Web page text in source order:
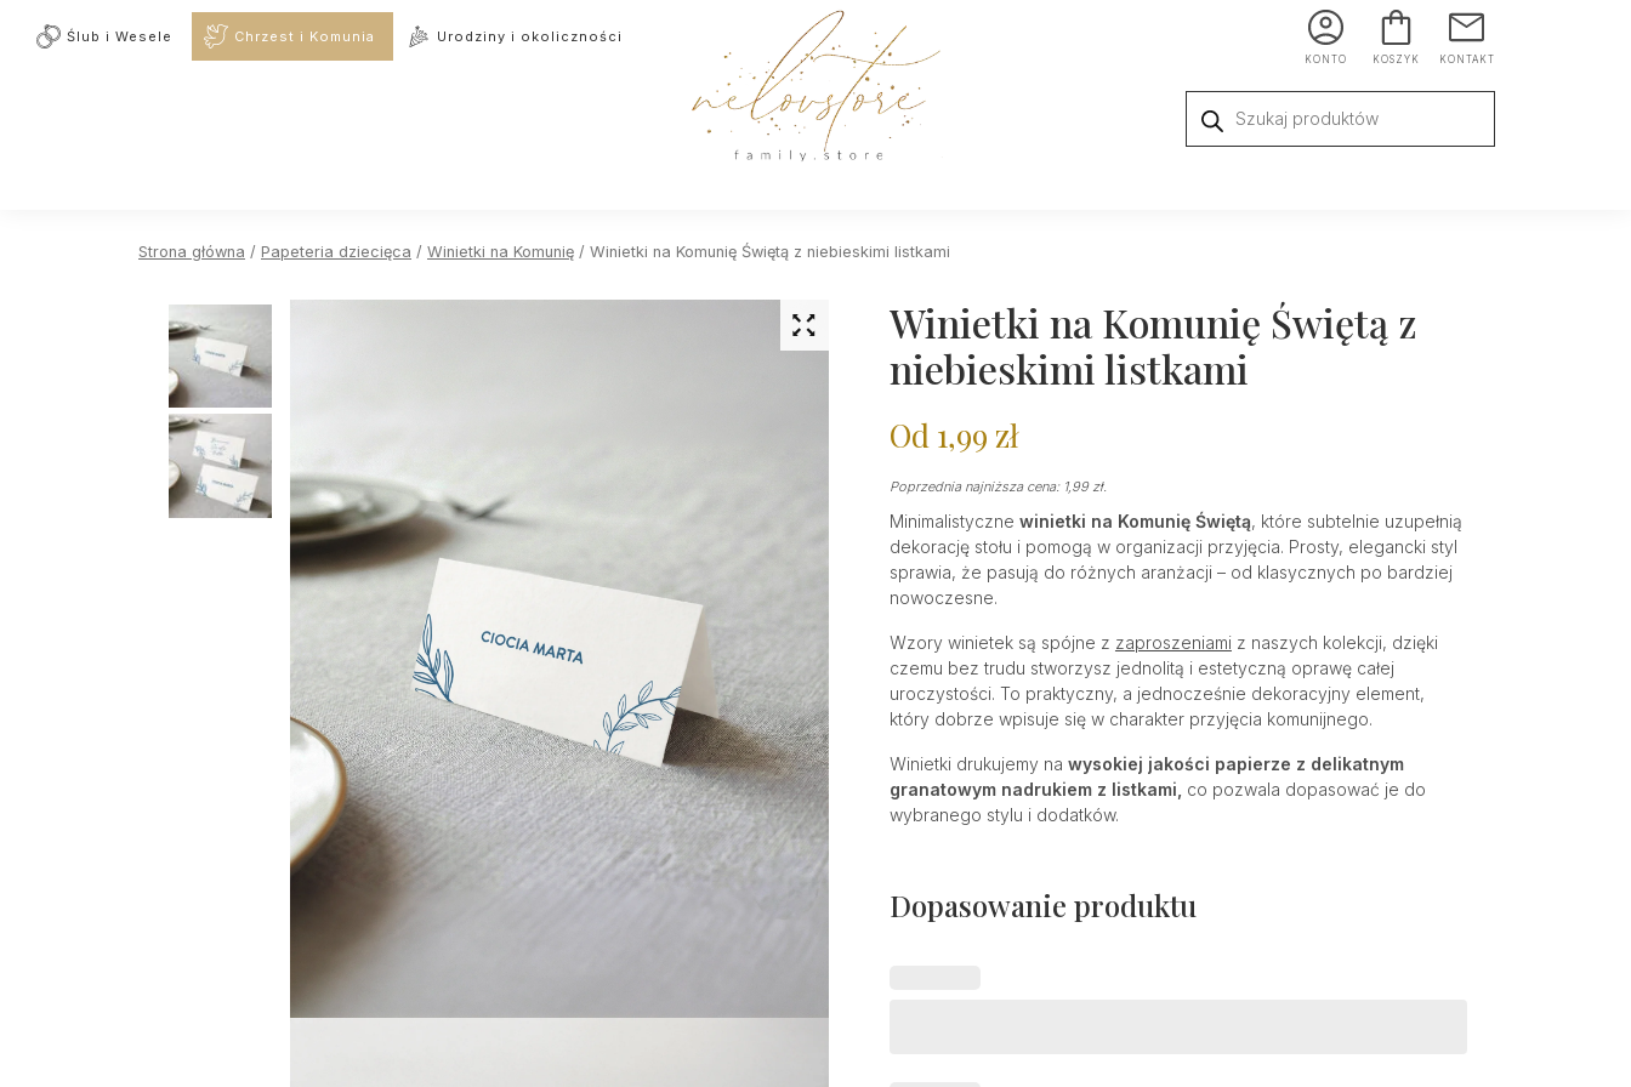
KONTO KOSZYK KONTAKT
produktów
Ślub i Wesele Chrzest i Komunia Urodziny i okoliczności
Strona główna / Papeteria dziecięca / Winietki na Komunię / Winietki na Komunię Świętą z niebieskimi listkami
Winietki na Komunię Świętą z
niebieskimi listkami
Od 1,99 zł
Poprzednia najniższa cena: 1,99 zł.
Minimalistyczne winietki na Komunię Świętą, które subtelnie uzupełnią
dekorację stołu i pomogą w organizacji przyjęcia. Prosty, elegancki styl
sprawia, że pasują do różnych aranżacji – od klasycznych po bardziej
nowoczesne.
Wzory winietek są spójne z zaproszeniamiz naszych kolekcji, dzięki
czemu bez trudu stworzysz jednolitą i estetyczną oprawę całej
uroczystości. To praktyczny, a jednocześnie dekoracyjny element,
który dobrze wpisuje się w charakter przyjęcia komunijnego.
Winietki drukujemy na wysokiej jakości papierze z delikatnym
granatowym nadrukiem z listkami, co pozwala dopasować je do
wybranego stylu i dodatków.
Dopasowanie produktu